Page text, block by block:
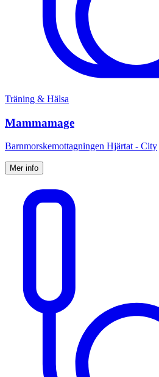
Träning & Hälsa
Mammamage
Barnmorskemottagningen Hjärtat - City
Mer info